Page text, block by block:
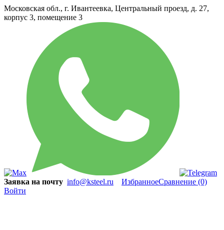
Московская обл., г. Ивантеевка, Центральный проезд, д. 27,
корпус 3, помещение 3
Заявка на почту info@ksteel.ru ИзбранноеСравнение (0)
Войти